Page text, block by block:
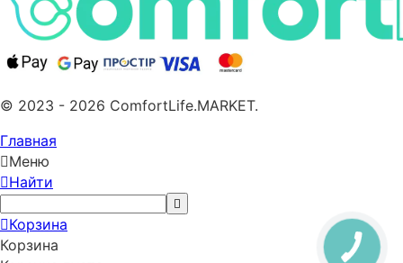
© 2023 - 2026 ComfortLife.MARKET.
Главная
Меню
Найти
Корзина
Корзина